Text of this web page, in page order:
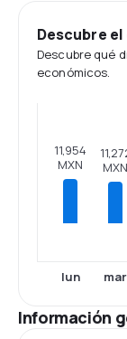
Descubre
Descubre qué
económicos.
11,954
MXN
lun
MXN
mar
Información